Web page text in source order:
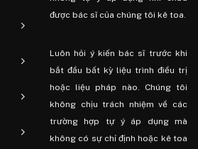
được bác sĩ của chúng tôi kê toa.
Luôn hỏi ý kiến ​​bác sĩ trước khi
bắt đầu bất kỳ liệu trình điều trị
hoặc liệu pháp nào. Chúng tôi
không chịu trách nhiệm về các
trường hợp tự ý áp dụng mà
không có sự chỉ định hoặc kê toa